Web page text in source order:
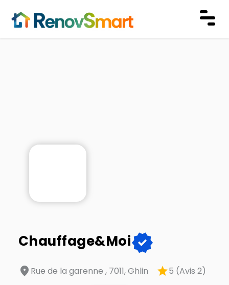
Chauffage&Moiverified
location_on Rue de la garenne , 7011, Ghlin star5 (Avis 2)